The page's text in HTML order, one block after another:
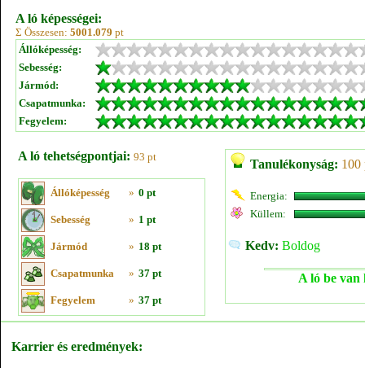
A ló képességei:
Σ Összesen: 5001.079 pt
Állóképesség:
Sebesség:
Jármód:
Csapatmunka:
Fegyelem:
A ló tehetségpontjai: 93 pt
Állóképesség » 0 pt
Sebesség » 1 pt
Jármód » 18 pt
Csapatmunka » 37 pt
Fegyelem » 37 pt
Tanulékonyság: 100
Energia:
Küllem:
Kedv: Boldog
A ló be van
Karrier és eredmények: